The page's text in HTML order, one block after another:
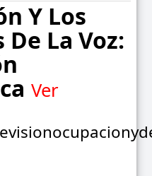
Y Los
La Voz:
Ver